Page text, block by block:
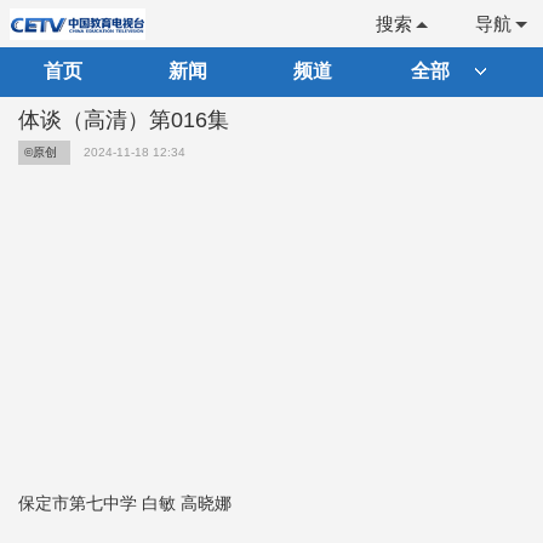
导航
搜索
首页 新闻 频道 全部
体谈（高清）第016集
©原创 2024-11-18 12:34
保定市第七中学 白敏 高晓娜